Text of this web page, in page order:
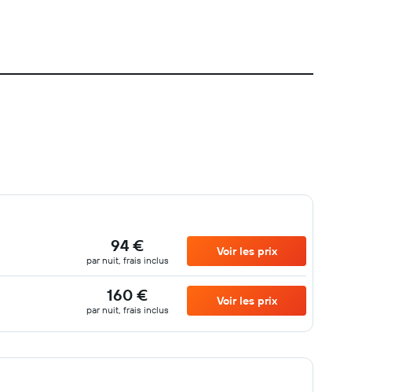
94 €
par nuit, frais inclus
Voir les prix
160 €
par nuit, frais inclus
Voir les prix